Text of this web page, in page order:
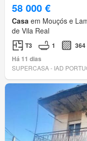
58 000 €
Casa em Mouçós e
de Vila Real
T3 1
364
Há 11 dias
SUPERCASA - IAD